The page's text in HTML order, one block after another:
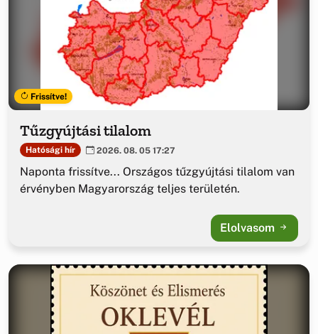
Frissítve!
Tűzgyújtási tilalom
Hatósági hír 2026. 08. 05 17:27
Naponta frissítve... Országos tűzgyújtási tilalom van
érvényben Magyarország teljes területén.
Elolvasom